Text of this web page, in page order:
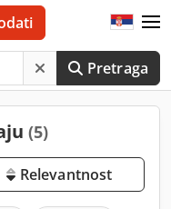
Pretraga
(5)
Relevantnost